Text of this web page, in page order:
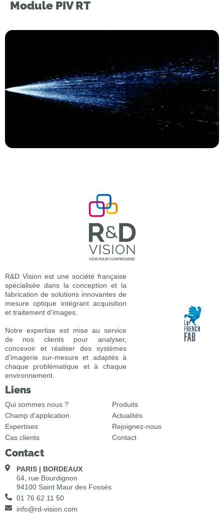
Module PIV RT
R&D Vision est une société française
spécialisée dans la conception et la
fabrication de solutions innovantes de
mesure optique intégrant acquisition
et traitement d’images.
Notre expertise est mise au service
de nos clients pour analyser,
concevoir et réaliser des systèmes
d’imagerie sur-mesure et adaptés à
chaque problématique et à chaque
environnement.
Liens
Qui sommes nous ?
Champ d’application
Expertises
Cas clients
Produits
Actualités
Rejoignez-nous
Contact
Contact
PARIS | BORDEAUX
64, rue Bourdignon
94100 Saint Maur des Fossés
01 76 62 11 50
info@rd-vision.com